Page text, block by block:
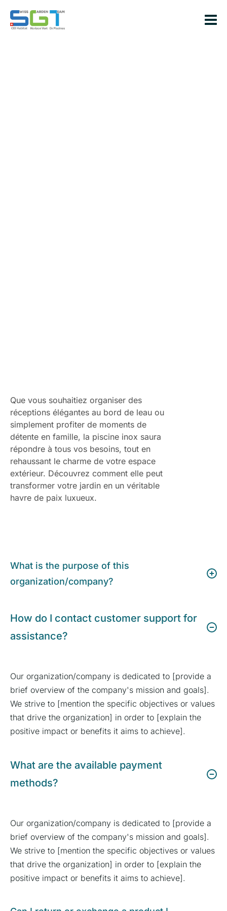
Que vous souhaitiez organiser des
réceptions élégantes au bord de leau ou
simplement profiter de moments de
détente en famille, la piscine inox saura
répondre à tous vos besoins, tout en
rehaussant le charme de votre espace
extérieur. Découvrez comment elle peut
transformer votre jardin en un véritable
havre de paix luxueux.
What is the purpose of this
organization/company?
How do I contact customer support for
assistance?
Our organization/company is dedicated to [provide a
brief overview of the company's mission and goals].
We strive to [mention the specific objectives or values
that drive the organization] in order to [explain the
positive impact or benefits it aims to achieve].
What are the available payment
methods?
Our organization/company is dedicated to [provide a
brief overview of the company's mission and goals].
We strive to [mention the specific objectives or values
that drive the organization] in order to [explain the
positive impact or benefits it aims to achieve].